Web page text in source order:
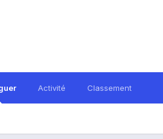
Activité Classement